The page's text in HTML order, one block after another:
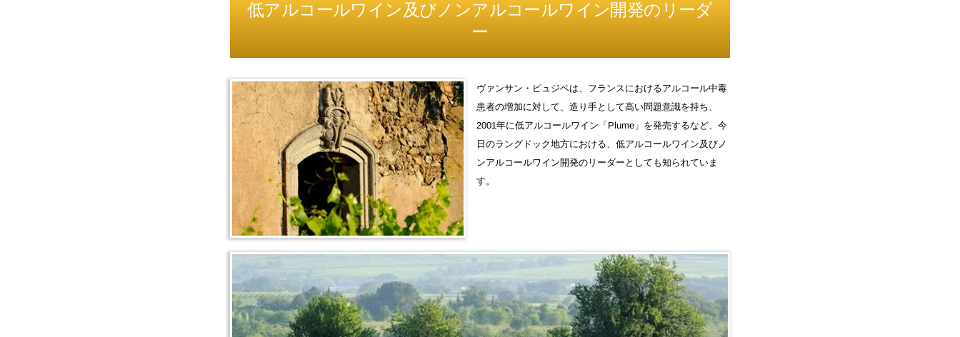
低アルコールワイン及びノンアルコールワイン開発のリーダ
ー
ヴァンサン・ピュジベは、フランスにおけるアルコール中毒
患者の増加に対して、造り手として高い問題意識を持ち、
2001年に低アルコールワイン「Plume」を発売するなど、今
日のラングドック地方における、低アルコールワイン及びノ
ンアルコールワイン開発のリーダーとしても知られていま
す。